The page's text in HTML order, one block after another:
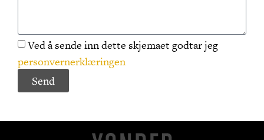
Ved å sende inn dette skjemaet godtar jeg
personvernerklæringen
Send